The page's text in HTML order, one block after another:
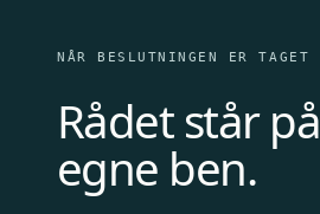
NÅR BESLUTNINGEN ER TAGET
Rådet står på
egne ben.